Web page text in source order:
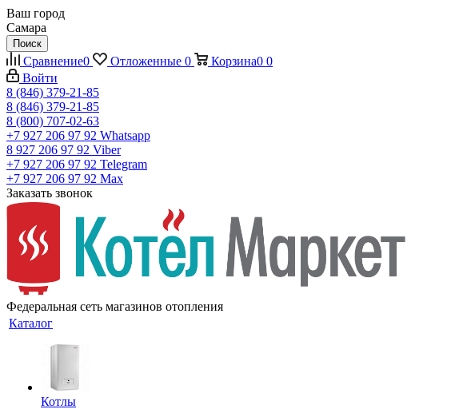
Ваш город
Самара
Поиск
Сравнение0 Отложенные 0 Корзина0 0
Войти
8 (846) 379-21-85
8 (846) 379-21-85
8 (800) 707-02-63
+7 927 206 97 92 Whatsapp
8 927 206 97 92 Viber
+7 927 206 97 92 Telegram
+7 927 206 97 92 Max
Заказать звонок
Федеральная сеть магазинов отопления
Каталог
Котлы